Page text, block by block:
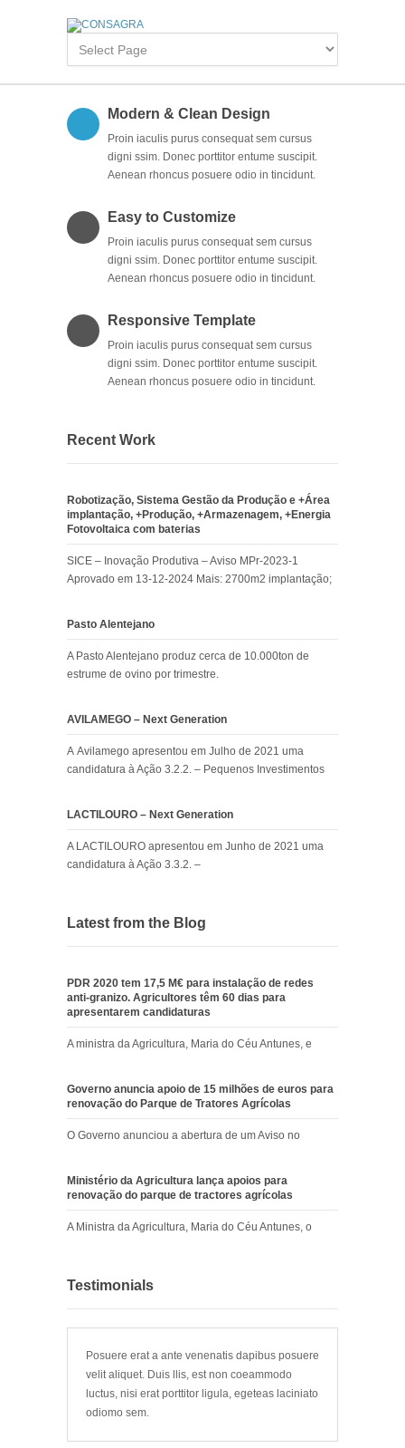
Modern & Clean Design
Proin iaculis purus consequat sem cursus
digni ssim. Donec porttitor entume suscipit.
Aenean rhoncus posuere odio in tincidunt.
Easy to Customize
Proin iaculis purus consequat sem cursus
digni ssim. Donec porttitor entume suscipit.
Aenean rhoncus posuere odio in tincidunt.
Responsive Template
Proin iaculis purus consequat sem cursus
digni ssim. Donec porttitor entume suscipit.
Aenean rhoncus posuere odio in tincidunt.
Recent Work
Robotização, Sistema Gestão da Produção e +Área
implantação, +Produção, +Armazenagem, +Energia
Fotovoltaica com baterias
SICE – Inovação Produtiva – Aviso MPr-2023-1
Aprovado em 13-12-2024 Mais: 2700m2 implantação;
Pasto Alentejano
A Pasto Alentejano produz cerca de 10.000ton de
estrume de ovino por trimestre.
AVILAMEGO – Next Generation
A Avilamego apresentou em Julho de 2021 uma
candidatura à Ação 3.2.2. – Pequenos Investimentos
LACTILOURO – Next Generation
A LACTILOURO apresentou em Junho de 2021 uma
candidatura à Ação 3.3.2. –
Latest from the Blog
PDR 2020 tem 17,5 M€ para instalação de redes
anti-granizo. Agricultores têm 60 dias para
apresentarem candidaturas
A ministra da Agricultura, Maria do Céu Antunes, e
Governo anuncia apoio de 15 milhões de euros para
renovação do Parque de Tratores Agrícolas
O Governo anunciou a abertura de um Aviso no
Ministério da Agricultura lança apoios para
renovação do parque de tractores agrícolas
A Ministra da Agricultura, Maria do Céu Antunes, o
Testimonials
Posuere erat a ante venenatis dapibus posuere
velit aliquet. Duis llis, est non coeammodo
luctus, nisi erat porttitor ligula, egeteas laciniato
odiomo sem.